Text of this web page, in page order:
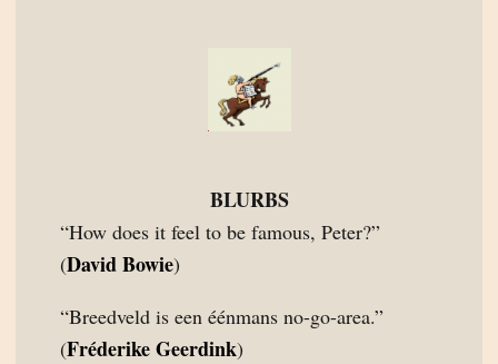
BLURBS
“How does it feel to be famous, Peter?”
(David Bowie)
“Breedveld is een éénmans no-go-area.”
(Fréderike Geerdink)